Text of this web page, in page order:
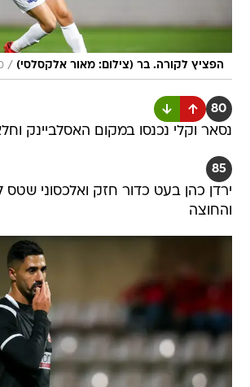
הפציץ לקורה. בר (צילום: מאור אלקסלסי) /
80
נסאר וקלי נכנסו במקום האסלביינק
85
ירדן כהן בעט כדור חזק ואלכסוני שטס
והחוצה